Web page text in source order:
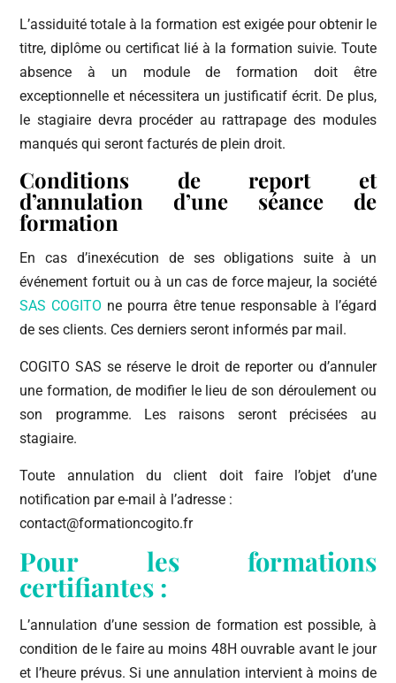
L’assiduité totale à la formation est exigée pour obtenir le
titre, diplôme ou certificat lié à la formation suivie. Toute
absence à un module de formation doit être
exceptionnelle et nécessitera un justificatif écrit. De plus,
le stagiaire devra procéder au rattrapage des modules
manqués qui seront facturés de plein droit.
Conditions de report et
d’annulation d’une séance de
formation
En cas d’inexécution de ses obligations suite à un
événement fortuit ou à un cas de force majeur, la société
SAS COGITO ne pourra être tenue responsable à l’égard
de ses clients. Ces derniers seront informés par mail.
COGITO SAS se réserve le droit de reporter ou d’annuler
une formation, de modifier le lieu de son déroulement ou
son programme. Les raisons seront précisées au
stagiaire.
Toute annulation du client doit faire l’objet d’une
notification par e-mail à l’adresse :
contact@formationcogito.fr
Pour les formations
certifiantes :
L’annulation d’une session de formation est possible, à
condition de le faire au moins 48H ouvrable avant le jour
et l’heure prévus. Si une annulation intervient à moins de